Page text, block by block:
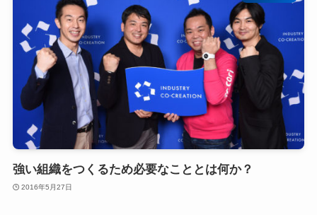
強い組織をつくるため必要なこととは何か？
2016年5月27日